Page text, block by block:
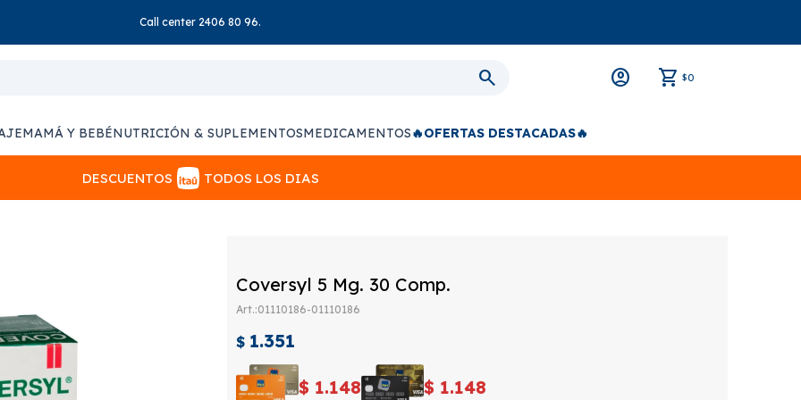
Call center 2406 80 96.
$0
MAMÁ Y BEBÉNUTRICIÓN & SUPLEMENTOSMEDICAMENTOS🔥OFERTAS DESTACADAS🔥
DESCUENTOS TODOS LOS DIAS
Coversyl 5 Mg. 30 Comp.
01110186-01110186
$ 1.351
$ 1.148 $ 1.148